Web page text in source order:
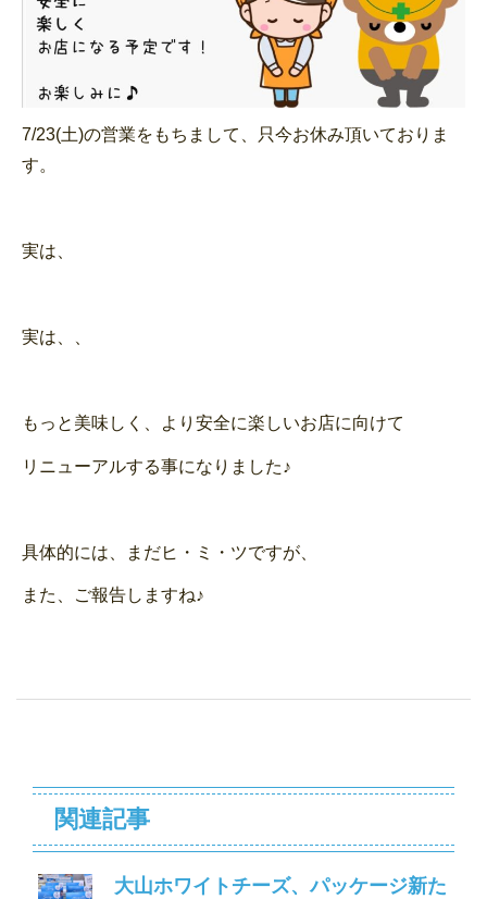
7/23(土)の営業をもちまして、只今お休み頂いておりま
す。
実は、
実は、、
もっと美味しく、より安全に楽しいお店に向けて
リニューアルする事になりました♪
具体的には、まだヒ・ミ・ツですが、
また、ご報告しますね♪
関連記事
大山ホワイトチーズ、パッケージ新た